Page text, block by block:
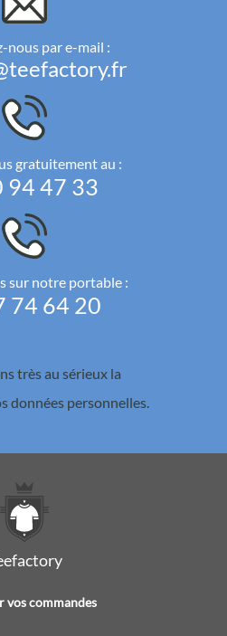
nous par e-mail :
gratuitement au :
94 47 33
sur notre portable :
74 64 20
très au sérieux la
données personnelles.
vos commandes